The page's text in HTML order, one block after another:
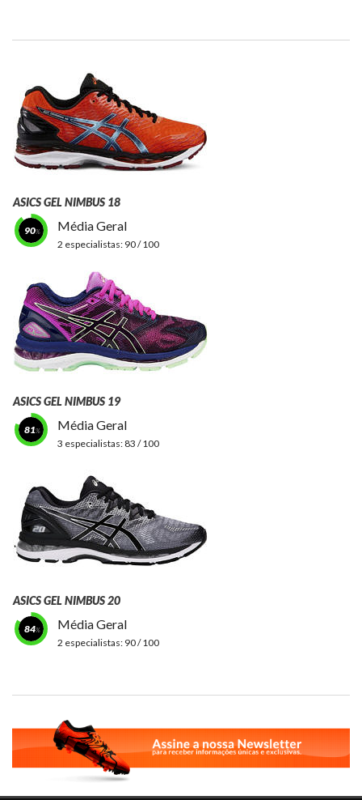
ASICS GEL NIMBUS 18
90 Média Geral
2 especialistas: 90 / 100
ASICS GEL NIMBUS 19
81 Média Geral
3 especialistas: 83 / 100
ASICS GEL NIMBUS 20
84 Média Geral
2 especialistas: 90 / 100